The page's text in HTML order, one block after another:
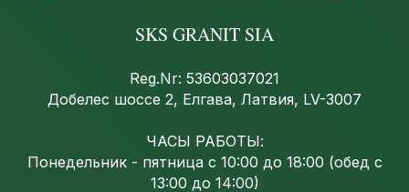
SKS GRANIT SIA
Reg.Nr: 53603037021
Добелес шоссе 2, Елгава, Латвия, LV-3007
ЧАСЫ РАБОТЫ:
Понедельник - пятница с 10:00 до 18:00 (обед с
13:00 до 14:00)